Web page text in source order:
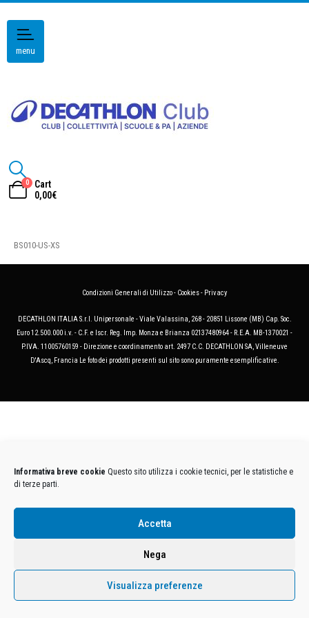
Informativa breve cookie Questo sito utilizza i cookie tecnici, per le statistiche e
di terze parti.
Accetta
Nega
Visualizza preferenze
menu
0
Cart
0,00€
BS010-US-XS
Condizioni Generali di Utilizzo- Cookies- Privacy
DECATHLON ITALIA S.r.l. Unipersonale - Viale Valassina, 268 - 20851 Lissone (MB) Cap. Soc.
Euro 12.500.000 i.v. - C.F. e Iscr. Reg. Imp. Monza e Brianza 02137480964 - R.E.A. MB-1370021 -
P.IVA. 11005760159 - Direzione e coordinamento art. 2497 C.C. DECATHLON SA, Villeneuve
D'Ascq, Francia Le foto dei prodotti presenti sul sito sono puramente esemplificative.